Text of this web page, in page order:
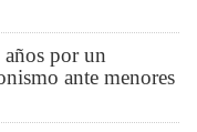
por un
ante menores